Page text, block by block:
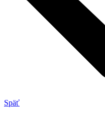
Späť